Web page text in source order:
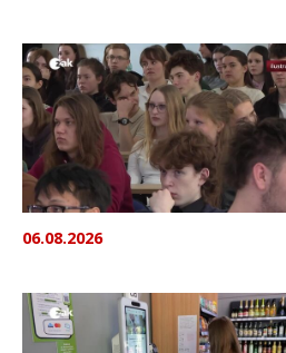
06.08.2026